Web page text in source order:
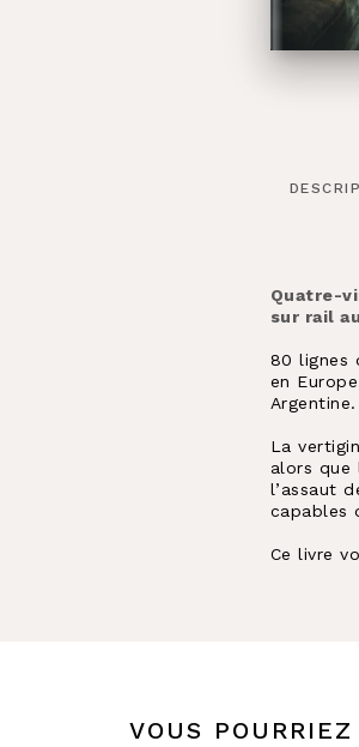
Quatre-
sur rail
80 lignes
en
Argentine.
La
alors que
l’assaut
capables
Ce livre
VOUS